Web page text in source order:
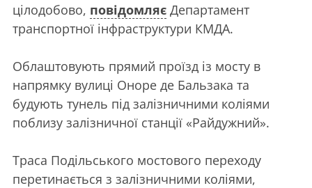
цілодобово, повідомляє Департамент
транспортної інфраструктури КМДА.
Облаштовують прямий проїзд із мосту в
напрямку вулиці Оноре де Бальзака та
будують тунель під залізничними коліями
поблизу залізничної станції «Райдужний».
Траса Подільського мостового переходу
перетинається з залізничними коліями,